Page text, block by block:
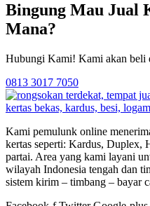
Bingung Mau Jual
Mana?
Hubungi Kami! Kami akan
0813 3017 7050
Kami pemulunk online
kertas seperti: Kardus, Duplex,
partai. Area yang kami layani
wilayah Indonesia tengah dan
sistem kirim – timbang – bayar